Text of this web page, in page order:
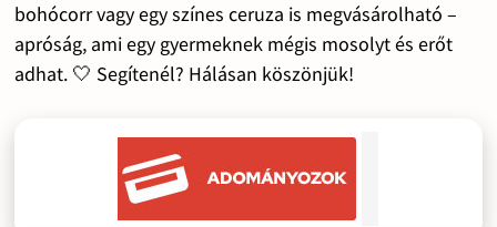
bohócorr vagy egy színes ceruza is megvásárolható –
apróság, ami egy gyermeknek mégis mosolyt és erőt
adhat. 🤍 Segítenél? Hálásan köszönjük!